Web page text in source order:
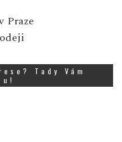
Praze
Tady Vám